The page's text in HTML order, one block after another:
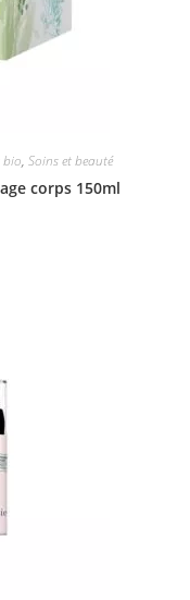
bio, Soins et beauté
corps 150ml